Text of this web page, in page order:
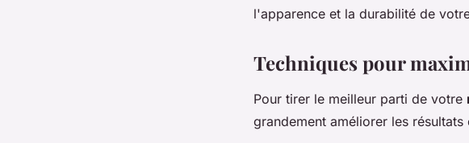
l'apparence et la durabilité de
Techniques pour
Pour tirer le meilleur parti de votre
grandement améliorer les résultats